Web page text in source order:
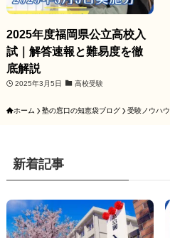
2025年度福岡県公立高校入
試｜解答速報と難易度を徹
底解説
2025年3月5日 高校受験
ホーム 塾の窓口の知恵袋ブログ 受験ノウハウ
新着記事